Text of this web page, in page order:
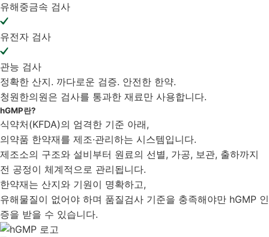
유해중금속 검사
유전자 검사
관능 검사
정확한 산지. 까다로운 검증. 안전한 한약.
청원한의원은 검사를 통과한 재료만 사용합니다.
hGMP란?
식약처(KFDA)의 엄격한 기준 아래,
의약품 한약재를 제조·관리하는 시스템입니다.
제조소의 구조와 설비부터 원료의 선별, 가공, 보관, 출하까지
전 공정이 체계적으로 관리됩니다.
한약재는 산지와 기원이 명확하고,
유해물질이 없어야 하며 품질검사 기준을 충족해야만 hGMP 인
증을 받을 수 있습니다.